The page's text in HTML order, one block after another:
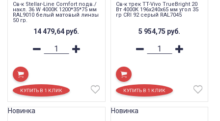
Св-к Stellar-Line Сomfort подв./
накл. 36 W 4000К 1200*35*75 мм
RAL9010 белый матовый линзы
50 гр.
14 479,64 руб.
Св-к трек TT-Vivo TrueBright 20
Вт 4000К 196х240х65 мм угол 35
гр CRI 92 серый RAL7045
5 954,75 руб.
Новинка Новинка